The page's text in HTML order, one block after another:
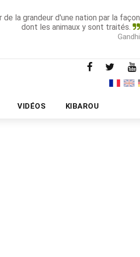
de la grandeur d'une nation par la façon
dont les animaux y sont traités.
Gandhi
VIDÉOS KIBAROU